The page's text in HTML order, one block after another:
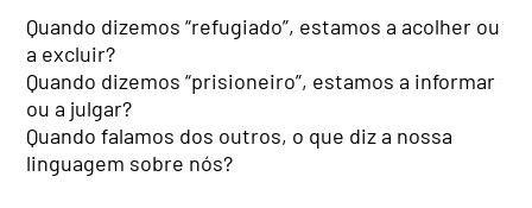
Quando dizemos “refugiado”, estamos a acolher ou
a excluir?
Quando dizemos “prisioneiro”, estamos a informar
ou a julgar?
Quando falamos dos outros, o que diz a nossa
linguagem sobre nós?